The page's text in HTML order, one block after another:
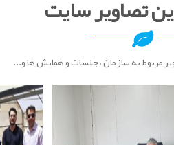
تصاویر سایت
مربوط به سازمان ، جلسات و همایش ها و...